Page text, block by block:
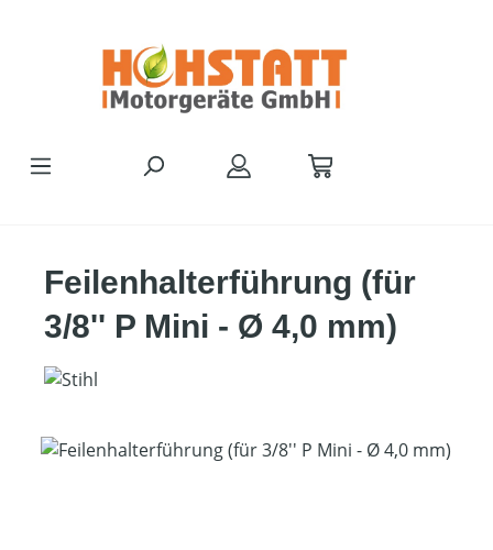
Feilenhalterführung (für
3/8'' P Mini - Ø 4,0 mm)
Bildergalerie überspringen